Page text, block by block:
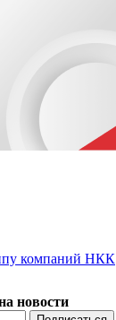
компаний НКК
новости